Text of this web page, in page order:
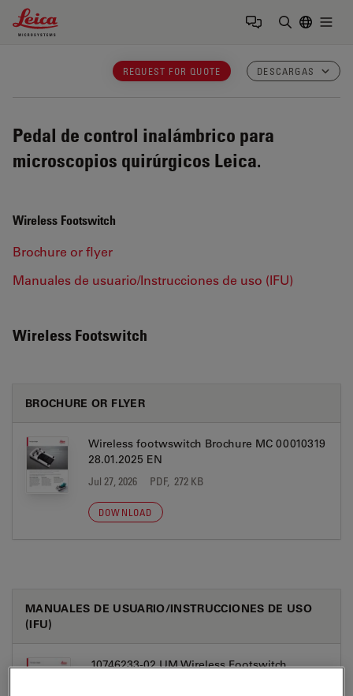
Leica Microsystems Logo
REQUEST FOR QUOTE DESCARGAS
Pedal de control inalámbrico para
microscopios quirúrgicos Leica.
Wireless Footswitch
Brochure or flyer
Manuales de usuario/Instrucciones de uso (IFU)
Wireless Footswitch
BROCHURE OR FLYER
Wireless footwswitch Brochure MC 00010319
28.01.2025 EN
Jul 27, 2026 PDF, 272 KB
DOWNLOAD
MANUALES DE USUARIO/INSTRUCCIONES DE USO
(IFU)
10746233-02 UM Wireless Footswitch